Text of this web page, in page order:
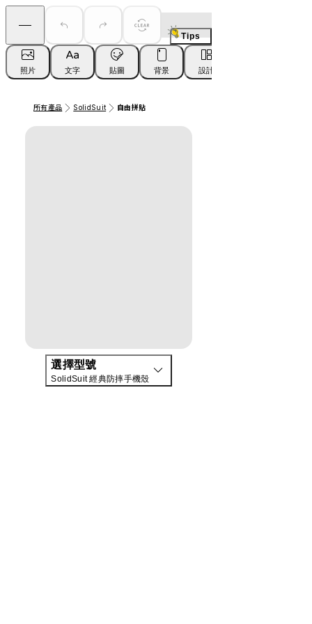
照片 文字 貼圖 背景 設計
Tips
所有產品 SolidSuit 自由拼貼
選擇型號
SolidSuit 經典防摔手機殼